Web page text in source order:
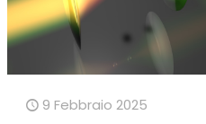
9 Febbraio 2025